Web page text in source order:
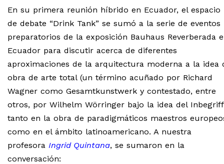
En su primera reunión híbrido en Ecuador, el espacio
de debate “Drink Tank” se sumó a la serie de eventos
preparatorios de la exposición Bauhaus Reverberada
Ecuador para discutir acerca de diferentes
aproximaciones de la arquitectura moderna a la idea
obra de arte total (un término acuñado por Richard
Wagner como Gesamtkunstwerk y contestado, entre
otros, por Wilhelm Wörringer bajo la idea del
tanto en la obra de paradigmáticos maestros
como en el ámbito latinoamericano. A nuestra
profesora Ingrid Quintana, se sumaron en la
conversación: